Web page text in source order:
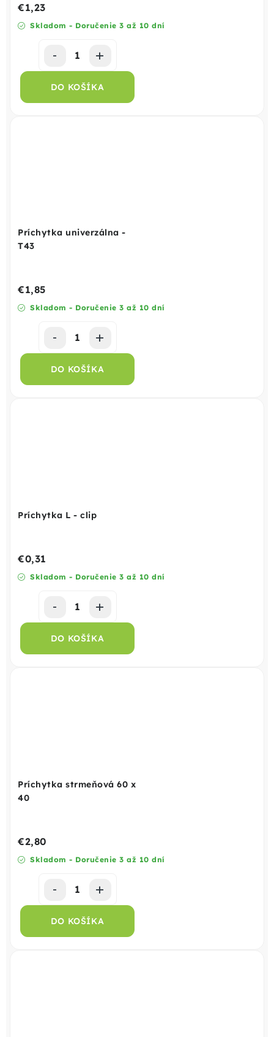
Skladom - Doručenie 3 až 10 dní
€1,23
DO KOŠÍKA
Príchytka univerzálna -
T43
Skladom - Doručenie 3 až 10 dní
€1,85
DO KOŠÍKA
Príchytka L - clip
Skladom - Doručenie 3 až 10 dní
€0,31
DO KOŠÍKA
Príchytka strmeňová 60 x
40
Skladom - Doručenie 3 až 10 dní
€2,80
DO KOŠÍKA